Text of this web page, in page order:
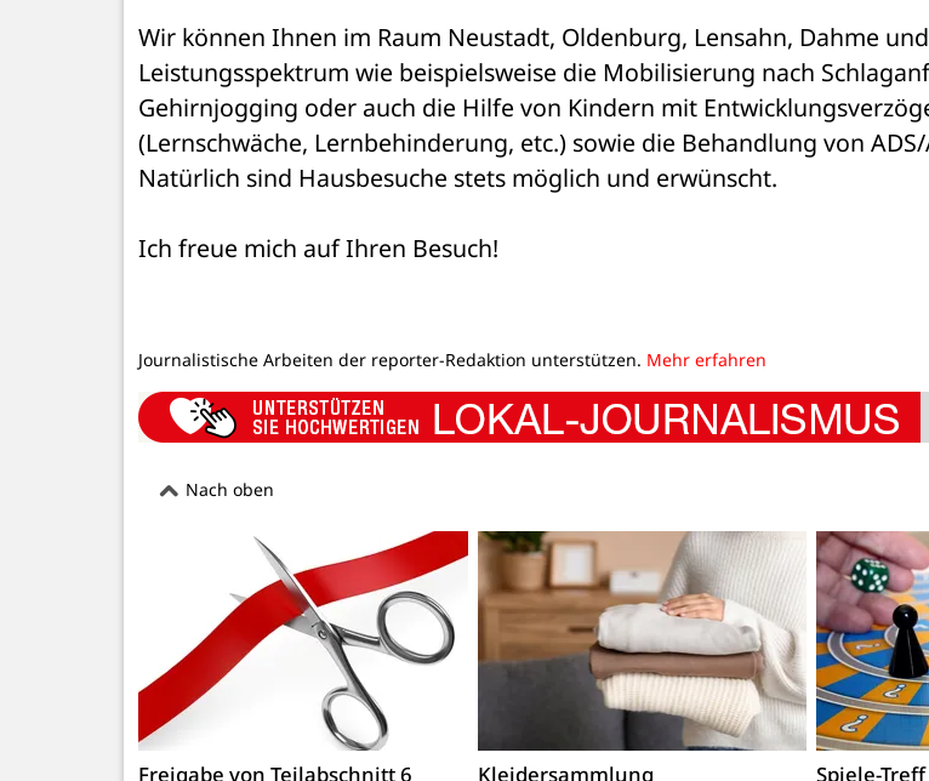
Wir können Ihnen im Raum Neustadt, Oldenburg, Lensahn, Dahme
Leistungsspektrum wie beispielsweise die Mobilisierung nach
Gehirnjogging oder auch die Hilfe von Kindern mit
(Lernschwäche, Lernbehinderung, etc.) sowie die Behandlung von
Natürlich sind Hausbesuche stets möglich und erwünscht.
Ich freue mich auf Ihren Besuch!
Journalistische Arbeiten der reporter-Redaktion unterstützen. Mehr erfahren
Nach oben
Freigabe von Teilabschnitt 6 Kleidersammlung Spiele-Treff